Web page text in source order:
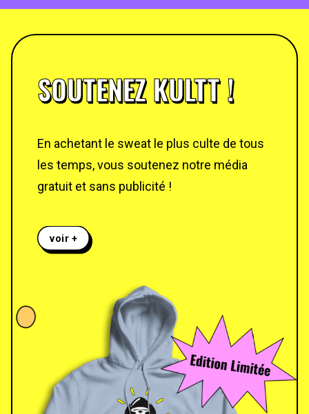
SOUTENEZ KULTT !
En achetant le sweat le plus culte de tous
les temps, vous soutenez notre média
gratuit et sans publicité !
voir +